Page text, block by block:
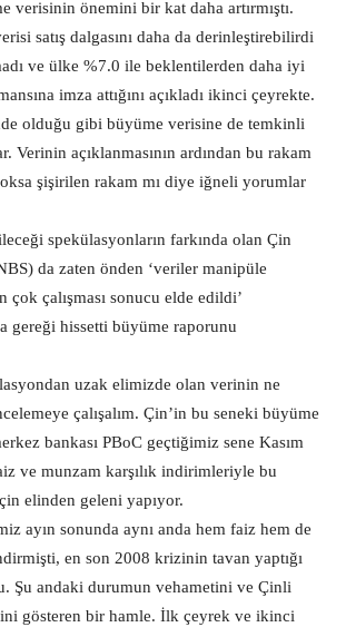
verisinin önemini bir kat daha artırmıştı.
satış dalgasını daha da derinleştirebilirdi
ve ülke %7.0 ile beklentilerden daha iyi
imza attığını açıkladı ikinci çeyrekte.
olduğu gibi büyüme verisine de temkinli
Verinin açıklanmasının ardından bu rakam
şişirilen rakam mı diye iğneli yorumlar
spekülasyonların farkında olan Çin
da zaten önden ‘veriler manipüle
çalışması sonucu elde edildi’
gereği hissetti büyüme raporunu
uzak elimizde olan verinin ne
çalışalım. Çin’in bu seneki büyüme
bankası PBoC geçtiğimiz sene Kasım
ve munzam karşılık indirimleriyle bu
elinden geleni yapıyor.
ayın sonunda aynı anda hem faiz hem de
en son 2008 krizinin tavan yaptığı
Şu andaki durumun vehametini ve Çinli
gösteren bir hamle. İlk çeyrek ve ikinci